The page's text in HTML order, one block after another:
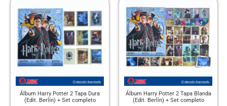
Álbum Harry Potter 2 Tapa Dura
(Edit. Berlín) + Set completo
Álbum Harry Potter 2 Tapa Blanda
(Edit. Berlín) + Set completo